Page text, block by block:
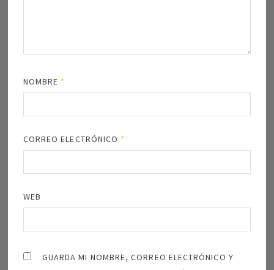
NOMBRE *
CORREO ELECTRÓNICO *
WEB
GUARDA MI NOMBRE, CORREO ELECTRÓNICO Y